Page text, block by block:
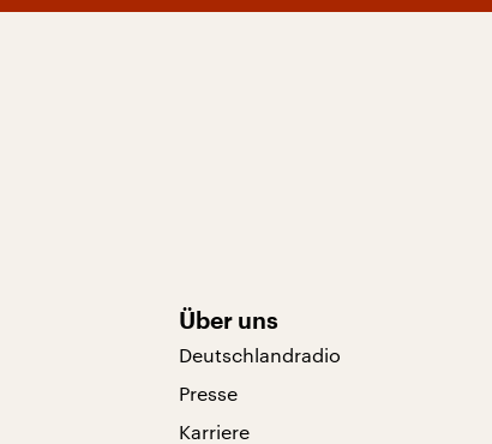
Über uns
Deutschlandradio
Presse
Karriere